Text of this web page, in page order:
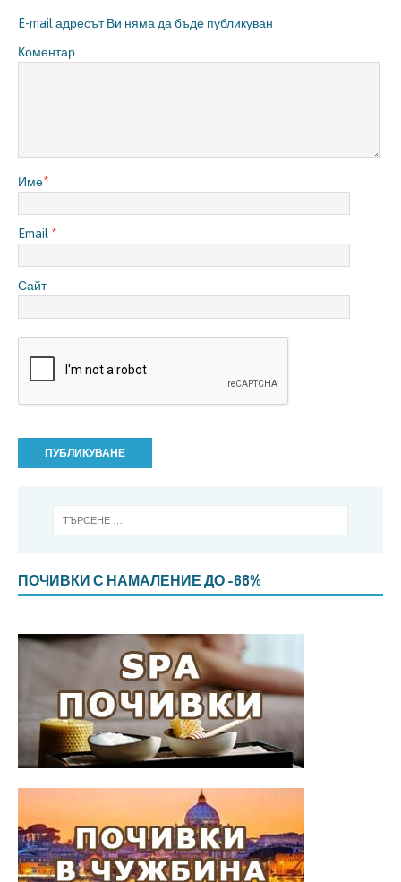
E-mail адресът Ви няма да бъде публикуван
Коментар
Име*
Email *
Сайт
ПОЧИВКИ С НАМАЛЕНИЕ ДО -68%